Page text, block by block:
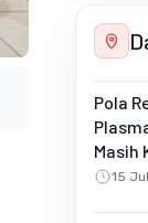
Pola
Masih
15